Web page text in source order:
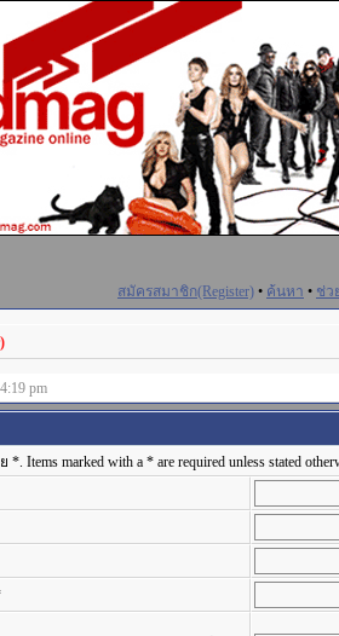
สมัครสมาชิก(Register) • ค้นหา • ช่ว
pm
marked with a * are required unless stated